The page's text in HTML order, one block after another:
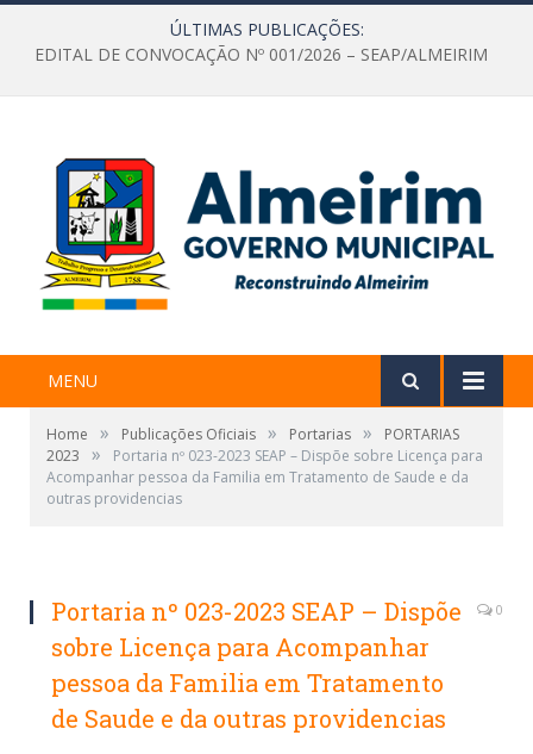
ÚLTIMAS PUBLICAÇÕES:
EDITAL DE CONVOCAÇÃO Nº 001/2026 – SEAP/ALMEIRIM
MENU
Home » Publicações Oficiais » Portarias »
PORTARIAS
2023
»
Portaria nº 023-2023 SEAP – Dispõe sobre Licença para
Acompanhar pessoa da Familia em Tratamento de Saude e da
outras providencias
Portaria nº 023-2023 SEAP – Dispõe
sobre Licença para Acompanhar
pessoa da Familia em Tratamento
de Saude e da outras providencias
0